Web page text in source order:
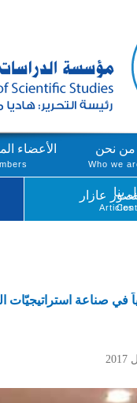
من نحن
Who we
الأعضاء
بناعازار
Articles